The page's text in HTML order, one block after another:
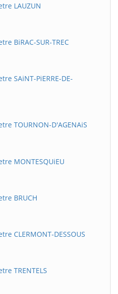
LAUZUN
BiRAC-SUR-TREC
SAiNT-PiERRE-DE-
TOURNON-D'AGENAiS
MONTESQUiEU
BRUCH
CLERMONT-DESSOUS
TRENTELS